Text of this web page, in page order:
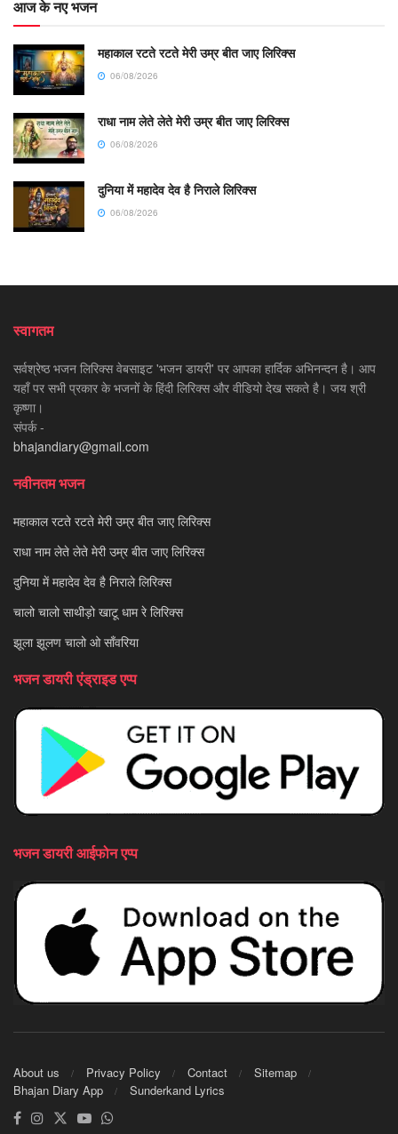
आज के नए भजन
महाकाल रटते रटते मेरी उम्र बीत जाए लिरिक्स
06/08/2026
राधा नाम लेते लेते मेरी उम्र बीत जाए लिरिक्स
06/08/2026
दुनिया में महादेव देव है निराले लिरिक्स
06/08/2026
स्वागतम
सर्वश्रेष्ठ भजन लिरिक्स वेबसाइट 'भजन डायरी' पर आपका हार्दिक अभिनन्दन है। आप
यहाँ पर सभी प्रकार के भजनों के हिंदी लिरिक्स और वीडियो देख सकते है। जय श्री
कृष्णा।
संपर्क -
bhajandiary@gmail.com
नवीनतम भजन
महाकाल रटते रटते मेरी उम्र बीत जाए लिरिक्स
राधा नाम लेते लेते मेरी उम्र बीत जाए लिरिक्स
दुनिया में महादेव देव है निराले लिरिक्स
चालो चालो साथीड़ो खाटू धाम रे लिरिक्स
झूला झूलण चालो ओ साँवरिया
भजन डायरी एंड्राइड एप्प
भजन डायरी आईफोन एप्प
About us Privacy Policy Contact
Sitemap
Bhajan Diary App
Sunderkand Lyrics